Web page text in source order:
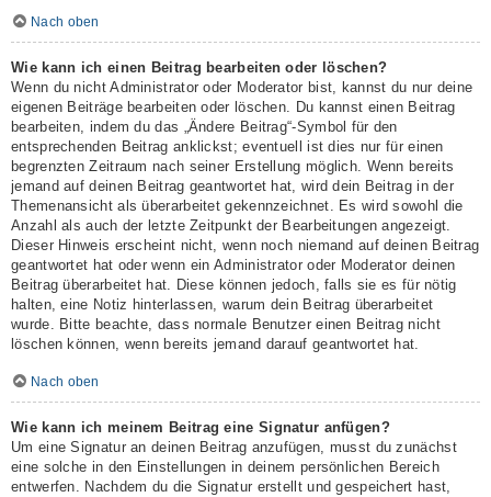
Nach oben
Wie kann ich einen Beitrag bearbeiten oder löschen?
Wenn du nicht Administrator oder Moderator bist, kannst du nur deine
eigenen Beiträge bearbeiten oder löschen. Du kannst einen Beitrag
bearbeiten, indem du das „Ändere Beitrag“-Symbol für den
entsprechenden Beitrag anklickst; eventuell ist dies nur für einen
begrenzten Zeitraum nach seiner Erstellung möglich. Wenn bereits
jemand auf deinen Beitrag geantwortet hat, wird dein Beitrag in der
Themenansicht als überarbeitet gekennzeichnet. Es wird sowohl die
Anzahl als auch der letzte Zeitpunkt der Bearbeitungen angezeigt.
Dieser Hinweis erscheint nicht, wenn noch niemand auf deinen Beitrag
geantwortet hat oder wenn ein Administrator oder Moderator deinen
Beitrag überarbeitet hat. Diese können jedoch, falls sie es für nötig
halten, eine Notiz hinterlassen, warum dein Beitrag überarbeitet
wurde. Bitte beachte, dass normale Benutzer einen Beitrag nicht
löschen können, wenn bereits jemand darauf geantwortet hat.
Nach oben
Wie kann ich meinem Beitrag eine Signatur anfügen?
Um eine Signatur an deinen Beitrag anzufügen, musst du zunächst
eine solche in den Einstellungen in deinem persönlichen Bereich
entwerfen. Nachdem du die Signatur erstellt und gespeichert hast,